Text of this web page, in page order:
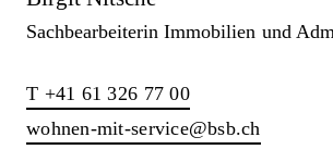
Sachbearbeiterin Immobilien und
T +41 61 326 77 00
wohnen-mit-service@bsb.ch